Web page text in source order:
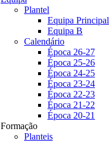
Plantel
Equipa Principal
Equipa B
Calendário
Época 26-27
Época 25-26
Época 24-25
Época 23-24
Época 22-23
Época 21-22
Época 20-21
Formação
Planteis